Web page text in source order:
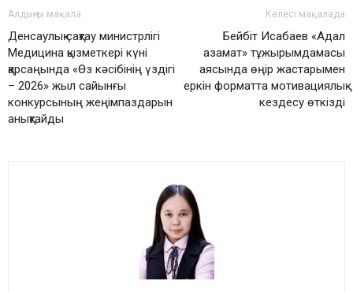
Алдыңғы мақала
Денсаулық сақтау министрлігі
Медицина қызметкері күні
қарсаңында «Өз кәсібінің үздігі
– 2026» жыл сайынғы
конкурсының жеңімпаздарын
анықтайды
Келесі мақалада
Бейбіт Исабаев «Адал
азамат» тұжырымдамасы
аясында өңір жастарымен
еркін форматта мотивациялық
кездесу өткізді